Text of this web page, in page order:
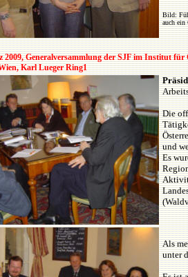
Bild:
auch ein
2009, Generalversammlung der SJF im Institut für
Karl Lueger Ring1
Die
und
Es
Als
unter